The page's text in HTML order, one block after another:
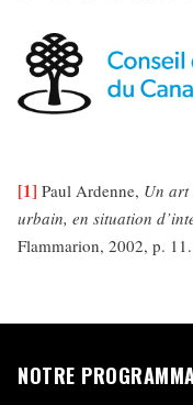
[1] Paul Ardenne, Un art
urbain, en situation
Flammarion, 2002, p. 11.
NOTRE